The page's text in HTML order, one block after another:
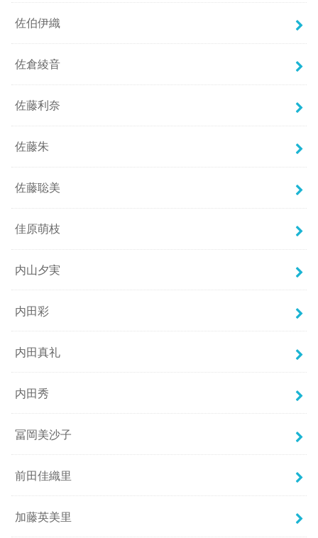
佐伯伊織
佐倉綾音
佐藤利奈
佐藤朱
佐藤聡美
佳原萌枝
内山夕実
内田彩
内田真礼
内田秀
冨岡美沙子
前田佳織里
加藤英美里